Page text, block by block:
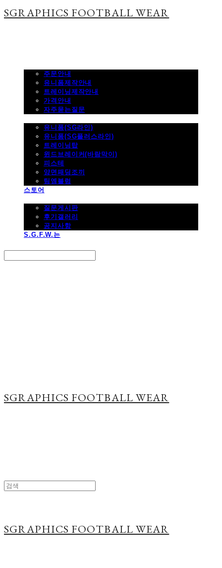
SGRAPHICS FOOTBALL WEAR
주문안내
유니폼제작안내
트레이닝제작안내
가격안내
자주묻는질문
유니폼(SG라인)
유니폼(SG플러스라인)
트레이닝탑
윈드브레이커(바람막이)
피스테
양면패딩조끼
팀엠블럼
스토어
질문게시판
후기갤러리
공지사항
S.G.F.W.는
SGRAPHICS FOOTBALL WEAR
SGRAPHICS FOOTBALL WEAR